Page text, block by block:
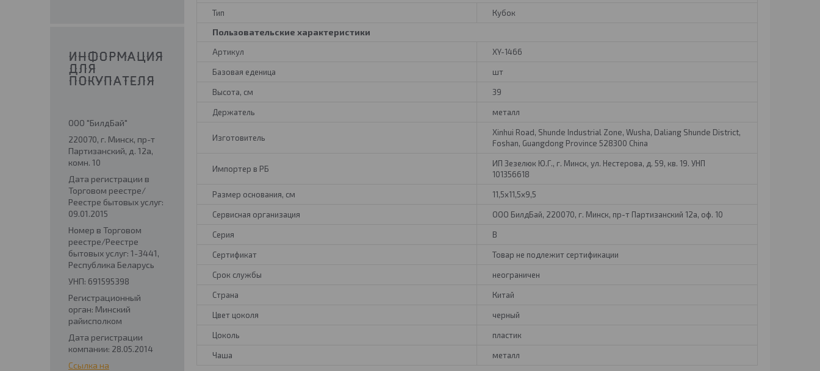
Тип Кубок
Пользовательские характеристики
Артикул XY-1466
Базовая еденица шт
Высота, см 39
Держатель металл
Изготовитель
Xinhui Road, Shunde Industrial Zone, Wusha, Daliang Shunde District,
Foshan, Guangdong Province 528300 China
Импортер в РБ
ИП Зезелюк Ю.Г., г. Минск, ул. Нестерова, д. 59, кв. 19. УНП
101356618
Размер основания, см 11,5х11,5х9,5
Сервисная организация ООО БилдБай, 220070, г. Минск, пр-т Партизанский 12а, оф. 10
Серия B
Сертификат Товар не подлежит сертификации
Срок службы неограничен
Страна Китай
Цвет цоколя черный
Цоколь пластик
Чаша металл
ИНФОРМАЦИЯ
ДЛЯ
ПОКУПАТЕЛЯ
ООО "БилдБай"
220070, г. Минск, пр-т
Партизанский, д. 12а,
комн. 10
Дата регистрации в
Торговом реестре/
Реестре бытовых услуг:
09.01.2015
Номер в Торговом
реестре/Реестре
бытовых услуг: 1-3441,
Республика Беларусь
УНП: 691595398
Регистрационный
орган: Минский
райисполком
Дата регистрации
компании: 28.05.2014
Ссылка на